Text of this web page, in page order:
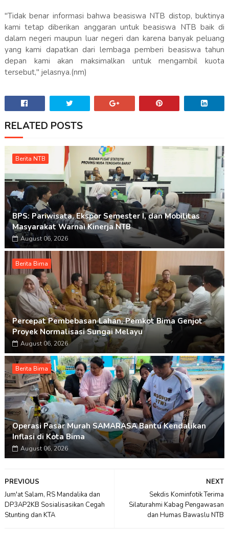
"Tidak benar informasi bahwa beasiswa NTB distop, buktinya
kami tetap diberikan anggaran untuk beasiswa NTB baik di
dalam negeri maupun luar negeri dan karena banyak peluang
yang kami dapatkan dari lembaga pemberi beasiswa tahun
depan kami akan maksimalkan untuk mengambil kuota
tersebut," jelasnya.(nm)
RELATED POSTS
Berita NTB
BPS: Pariwisata, Ekspor Semester I, dan Mobilitas
Masyarakat Warnai Kinerja NTB
August 06, 2026
Berita Bima
Percepat Pembebasan Lahan, Pemkot Bima Genjot
Proyek Normalisasi Sungai Melayu
August 06, 2026
Berita Bima
Operasi Pasar Murah SAMARASA Bantu Kendalikan
Inflasi di Kota Bima
August 06, 2026
NEXT
Sekdis Kominfotik Terima
Silaturahmi Kabag Pengawasan
dan Humas Bawaslu NTB
PREVIOUS
Jum'at Salam, RS Mandalika dan
DP3AP2KB Sosialisasikan Cegah
Stunting dan KTA